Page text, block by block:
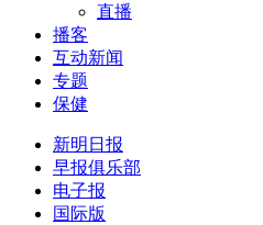
直播
播客
互动新闻
专题
保健
新明日报
早报俱乐部
电子报
国际版